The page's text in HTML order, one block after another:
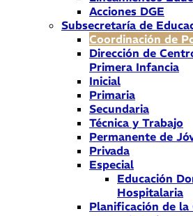
Acciones DGE
Subsecretaría de
Coordinación de
Dirección de
Primera Infancia
Inicial
Primaria
Secundaria
Técnica y Trabajo
Permanente de
Privada
Especial
Educación
Hospitalaria
Planificación de la